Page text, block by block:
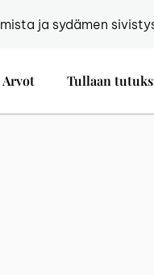
ja sydämen
Arvot Tullaan